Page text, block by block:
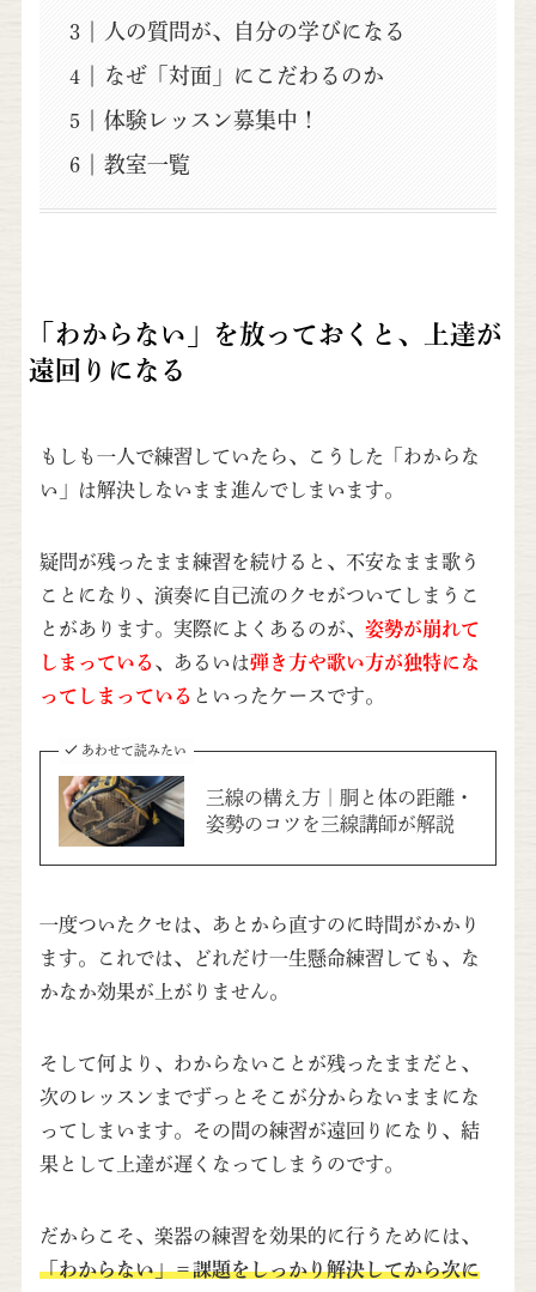
人の質問が、自分の学びになる
なぜ「対面」にこだわるのか
体験レッスン募集中！
教室一覧
「わからない」を放っておくと、上達が
遠回りになる
もしも一人で練習していたら、こうした「わからな
い」は解決しないまま進んでしまいます。
疑問が残ったまま練習を続けると、不安なまま歌う
ことになり、演奏に自己流のクセがついてしまうこ
とがあります。実際によくあるのが、 姿勢が崩れて
しまっている 、あるいは弾き方や歌い方が独特にな
ってしまっている といったケースです。
あわせて読みたい
三線の構え方｜胴と体の距離・
姿勢のコツを三線講師が解説
一度ついたクセは、あとから直すのに時間がかかり
ます。これでは、どれだけ一生懸命練習しても、な
かなか効果が上がりません。
そして何より、わからないことが残ったままだと、
次のレッスンまでずっとそこが分からないままにな
ってしまいます。その間の練習が遠回りになり、結
果として上達が遅くなってしまうのです。
だからこそ、楽器の練習を効果的に行うためには、
「わからない」＝課題をしっかり解決してから次に